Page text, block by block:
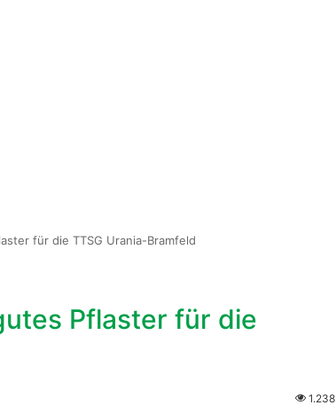
für die TTSG Urania-Bramfeld
Pflaster für die
1.238